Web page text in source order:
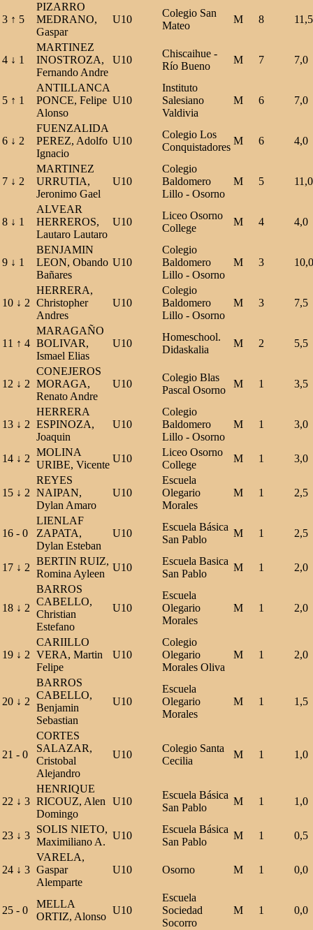
3 ↑ 5
PIZARRO
MEDRANO,
Gaspar
U10
Colegio San
Mateo
M 8 11,5
4 ↓ 1
MARTINEZ
INOSTROZA,
Fernando Andre
U10
Chiscaihue -
Río Bueno
M 7 7,0
5 ↑ 1
ANTILLANCA
PONCE, Felipe
Alonso
U10
Instituto
Salesiano
Valdivia
M 6 7,0
6 ↓ 2
FUENZALIDA
PEREZ, Adolfo
Ignacio
U10
Colegio Los
Conquistadores
M 6 4,0
7 ↓ 2
MARTINEZ
URRUTIA,
Jeronimo Gael
U10
Colegio
Baldomero
Lillo - Osorno
M 5 11,0
8 ↓ 1
ALVEAR
HERREROS,
Lautaro Lautaro
U10
Liceo Osorno
College
M 4 4,0
9 ↓ 1
BENJAMIN
LEON, Obando
Bañares
U10
Colegio
Baldomero
Lillo - Osorno
M 3 10,0
10 ↓ 2
HERRERA,
Christopher
Andres
U10
Colegio
Baldomero
Lillo - Osorno
M 3 7,5
11 ↑ 4
MARAGAÑO
BOLIVAR,
Ismael Elias
U10
Homeschool.
Didaskalia
M 2 5,5
12 ↓ 2
CONEJEROS
MORAGA,
Renato Andre
U10
Colegio Blas
Pascal Osorno
M 1 3,5
13 ↓ 2
HERRERA
ESPINOZA,
Joaquin
U10
Colegio
Baldomero
Lillo - Osorno
M 1 3,0
14 ↓ 2
MOLINA
URIBE, Vicente
U10
Liceo Osorno
College
M 1 3,0
15 ↓ 2
REYES
NAIPAN,
Dylan Amaro
U10
Escuela
Olegario
Morales
M 1 2,5
16 - 0
LIENLAF
ZAPATA,
Dylan Esteban
U10
Escuela Básica
San Pablo
M 1 2,5
17 ↓ 2
BERTIN RUIZ,
Romina Ayleen
U10
Escuela Basica
San Pablo
M 1 2,0
18 ↓ 2
BARROS
CABELLO,
Christian
Estefano
U10
Escuela
Olegario
Morales
M 1 2,0
19 ↓ 2
CARIILLO
VERA, Martin
Felipe
U10
Colegio
Olegario
Morales Oliva
M 1 2,0
20 ↓ 2
BARROS
CABELLO,
Benjamin
Sebastian
U10
Escuela
Olegario
Morales
M 1 1,5
21 - 0
CORTES
SALAZAR,
Cristobal
Alejandro
U10
Colegio Santa
Cecilia
M 1 1,0
22 ↓ 3
HENRIQUE
RICOUZ, Alen
Domingo
U10
Escuela Básica
San Pablo
M 1 1,0
23 ↓ 3
SOLIS NIETO,
Maximiliano A.
U10
Escuela Básica
San Pablo
M 1 0,5
24 ↓ 3
VARELA,
Gaspar
Alemparte
U10 Osorno M 1 0,0
25 - 0
MELLA
ORTIZ, Alonso
U10
Escuela
Sociedad
Socorro
M 1 0,0